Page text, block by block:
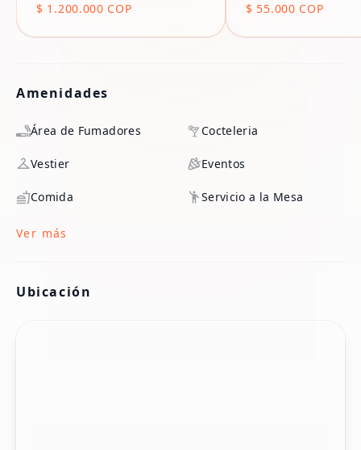
$ 1.200.000 COP
$ 55.000 COP
Amenidades
Área de Fumadores Cocteleria
Vestier Eventos
Comida Servicio a la Mesa
Ver más
Ubicación